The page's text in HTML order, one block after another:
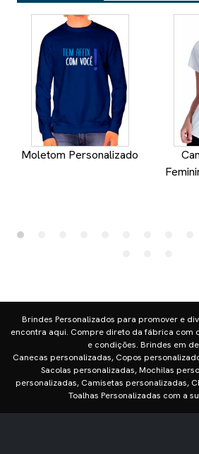
Moletom Personalizado
Brindes Personalizados para promover e
encontra aqui. Compre direto da fábrica com
e condições. Brindes em
Canecas personalizadas, Copos
Sacolas personalizadas, Mochilas
personalizadas, Camisetas personalizadas,
Toalhas Personalizadas com a